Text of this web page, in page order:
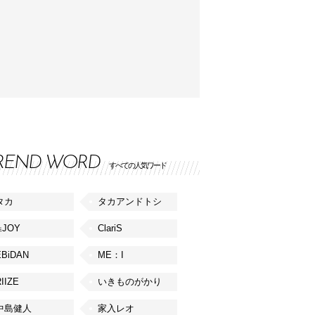
WORD すべての人気ワード
カ タカアンドトシ
ClariS
ME：I
いきものがかり
島健人 家入レオ